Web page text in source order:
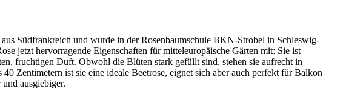
Südfrankreich und wurde in der Rosenbaumschule BKN-Strobel in Schleswig-
jetzt hervorragende Eigenschaften für mitteleuropäische Gärten mit: Sie ist
fruchtigen Duft. Obwohl die Blüten stark gefüllt sind, stehen sie aufrecht in
Zentimetern ist sie eine ideale Beetrose, eignet sich aber auch perfekt für Balkon
ausgiebiger.